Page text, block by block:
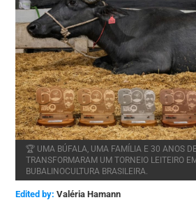
🏆 UMA BÚFALA, UMA FAMÍLIA E 30 ANOS
TRANSFORMARAM UM TORNEIO LEITEIRO
BUBALINOCULTURA BRASILEIRA.
Edited by: Valéria Hamann